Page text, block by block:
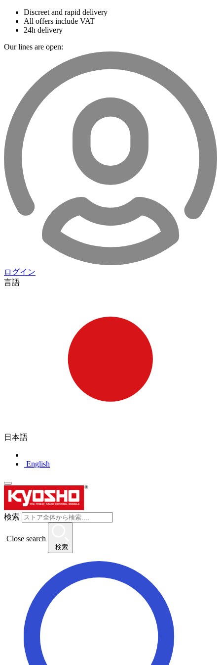
Discreet and rapid delivery
All offers include VAT
24h delivery
Our lines are open:
ログイン
言語
日本語
English
検索
Close search
検索